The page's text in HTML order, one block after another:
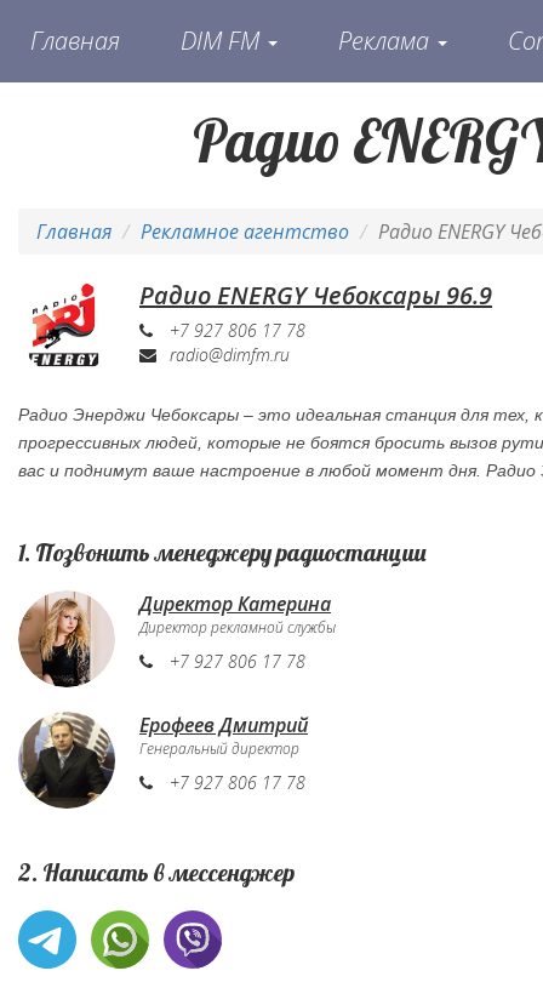
Главная DIM FM Реклама
Радио
Главная Рекламное агентство Радио ENERGY
Радио ENERGY Чебоксары 96.9
+7 927 806 17 78
radio@dimfm.ru
Радио Энерджи Чебоксары – это идеальная станция для тех,
прогрессивных людей, которые не боятся бросить вызов
вас и поднимут ваше настроение в любой момент дня. Радио
1. Позвонить менеджеру радиостанции
Директор Катерина
Директор рекламной службы
+7 927 806 17 78
Ерофеев Дмитрий
Генеральный директор
+7 927 806 17 78
2. Написать в мессенджер